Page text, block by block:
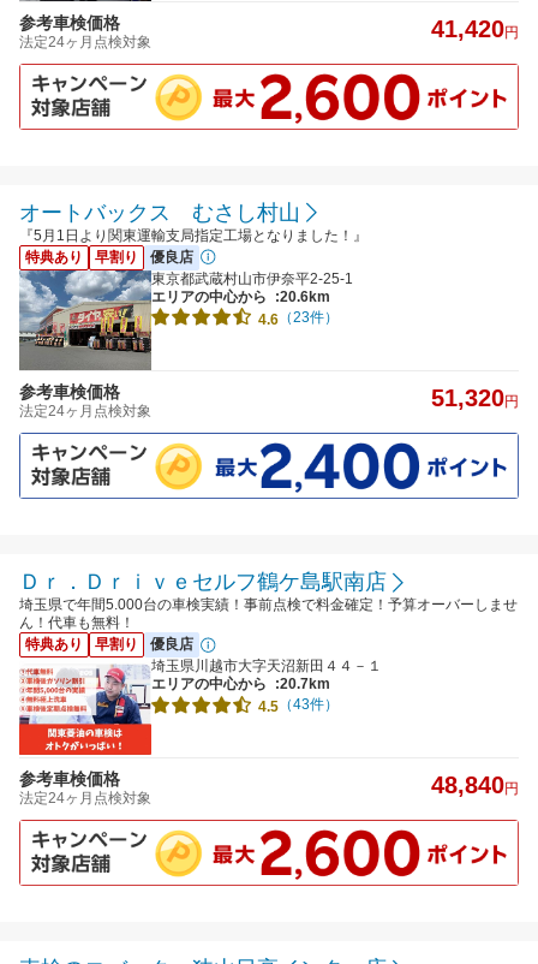
参考車検価格
法定24ヶ月点検対象 41,420円
オートバックス むさし村山
『5月1日より関東運輸支局指定工場となりました！』
特典あり
早割り
優良店
東京都武蔵村山市伊奈平2-25-1
エリアの中心から
:20.6km
4.6 （23件）
参考車検価格
法定24ヶ月点検対象 51,320円
Ｄｒ．Ｄｒｉｖｅセルフ鶴ケ島駅南店
埼玉県で年間5.000台の車検実績！事前点検で料金確定！予算オーバーしませ
ん！代車も無料！
特典あり
早割り
優良店
埼玉県川越市大字天沼新田４４－１
エリアの中心から
:20.7km
4.5 （43件）
参考車検価格
法定24ヶ月点検対象 48,840円